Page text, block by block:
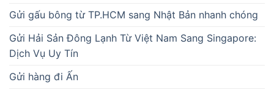
Gửi gấu bông từ TP.HCM sang Nhật Bản nhanh chóng
Gửi Hải Sản Đông Lạnh Từ Việt Nam Sang Singapore:
Dịch Vụ Uy Tín
Gửi hàng đi Ấn